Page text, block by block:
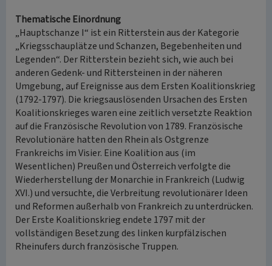
Thematische Einordnung
„Hauptschanze I“ ist ein Ritterstein aus der Kategorie
„Kriegsschauplätze und Schanzen, Begebenheiten und
Legenden“. Der Ritterstein bezieht sich, wie auch bei
anderen Gedenk- und Rittersteinen in der näheren
Umgebung, auf Ereignisse aus dem Ersten Koalitionskrieg
(1792-1797). Die kriegsauslösenden Ursachen des Ersten
Koalitionskrieges waren eine zeitlich versetzte Reaktion
auf die Französische Revolution von 1789. Französische
Revolutionäre hatten den Rhein als Ostgrenze
Frankreichs im Visier. Eine Koalition aus (im
Wesentlichen) Preußen und Österreich verfolgte die
Wiederherstellung der Monarchie in Frankreich (Ludwig
XVI.) und versuchte, die Verbreitung revolutionärer Ideen
und Reformen außerhalb von Frankreich zu unterdrücken.
Der Erste Koalitionskrieg endete 1797 mit der
vollständigen Besetzung des linken kurpfälzischen
Rheinufers durch französische Truppen.